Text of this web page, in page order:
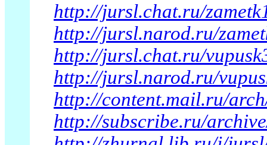
http://jursl.chat.ru/
http://jursl.narod.ru/
http://jursl.chat.ru/
http://jursl.narod.ru/
http://content.mail.ru/
http://subscribe.ru/